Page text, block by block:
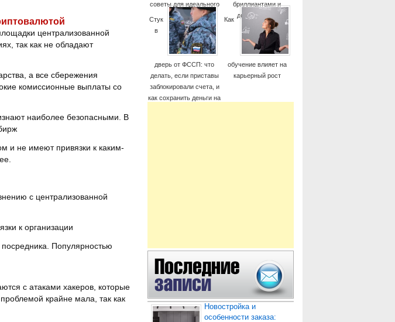
централизованной
так как не обладают
а все сбережения
комиссионные выплаты со
наиболее безопасными. В
и не имеют привязки к каким-
с централизованной
к организации
Популярностью
с атаками хакеров, которые
проблемой крайне мала, так как
советы для идеального
момента
бриллиантами и
дорогие часы
Стук
в
дверь от ФССП: что
делать, если приставы
заблокировали счета, и
как сохранить деньги на
Как
обучение влияет на
карьерный рост
Новостройка и
особенности заказа: